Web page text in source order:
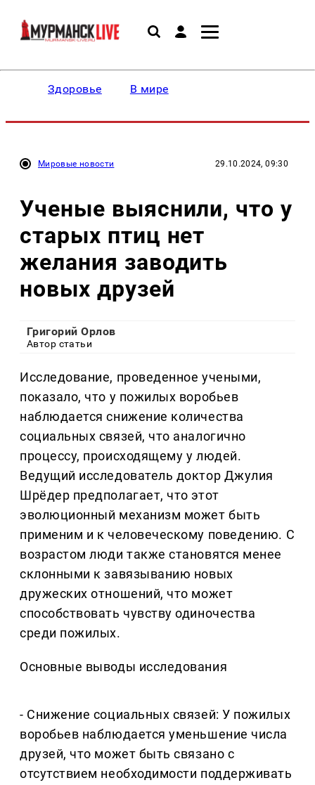
Здоровье В мире
Мировые новости 29.10.2024, 09:30
Ученые выяснили, что у
старых птиц нет
желания заводить
новых друзей
Григорий Орлов
Автор статьи
Исследование, проведенное учеными,
показало, что у пожилых воробьев
наблюдается снижение количества
социальных связей, что аналогично
процессу, происходящему у людей.
Ведущий исследователь доктор Джулия
Шрёдер предполагает, что этот
эволюционный механизм может быть
применим и к человеческому поведению. С
возрастом люди также становятся менее
склонными к завязыванию новых
дружеских отношений, что может
способствовать чувству одиночества
среди пожилых.
Основные выводы исследования
- Снижение социальных связей: У пожилых
воробьев наблюдается уменьшение числа
друзей, что может быть связано с
отсутствием необходимости поддерживать